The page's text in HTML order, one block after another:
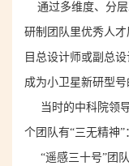
通过多维度、分层
研制团队里优秀人
目总设计师或副总
成为小卫星新研型号
当时的中科院领
个团队有“三无精神”
“遥感三十号”团队